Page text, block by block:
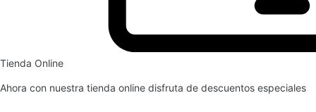
Tienda Online
Ahora con nuestra tienda online disfruta de descuentos especiales